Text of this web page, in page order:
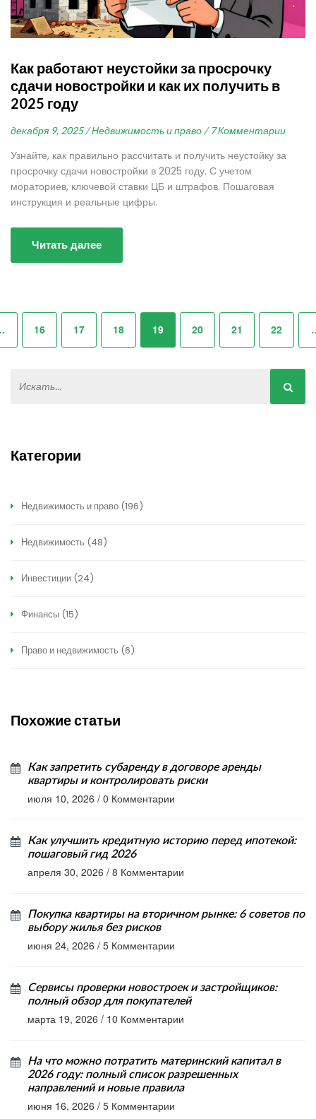
Как работают неустойки за просрочку
сдачи новостройки и как их получить в
2025 году
декабря 9, 2025 / Недвижимость и право / 7 Комментарии
Узнайте, как правильно рассчитать и получить неустойку за
просрочку сдачи новостройки в 2025 году. С учетом
мораториев, ключевой ставки ЦБ и штрафов. Пошаговая
инструкция и реальные цифры.
Читать далее
16 17 18 19 20 21 22
Категории
Недвижимость и право (196)
Недвижимость (48)
Инвестиции (24)
Финансы (15)
Право и недвижимость (6)
Похожие статьи
Как запретить субаренду в договоре аренды
квартиры и контролировать риски
июля 10, 2026 / 0 Комментарии
Как улучшить кредитную историю перед ипотекой:
пошаговый гид 2026
апреля 30, 2026 / 8 Комментарии
Покупка квартиры на вторичном рынке: 6 советов по
выбору жилья без рисков
июня 24, 2026 / 5 Комментарии
Сервисы проверки новостроек и застройщиков:
полный обзор для покупателей
марта 19, 2026 / 10 Комментарии
На что можно потратить материнский капитал в
2026 году: полный список разрешенных
направлений и новые правила
июня 16, 2026 / 5 Комментарии